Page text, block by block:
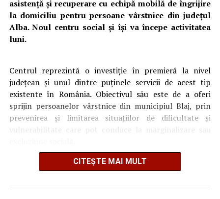
asistență și recuperare cu echipă mobilă de îngrijire
la domiciliu pentru persoane vârstnice din județul
Alba. Noul centru social și își va începe activitatea
luni.
Centrul reprezintă o investiție în premieră la nivel
județean și unul dintre puținele servicii de acest tip
existente în România. Obiectivul său este de a oferi
sprijin persoanelor vârstnice din municipiul Blaj, prin
prevenirea și limitarea situațiilor de dificultate și
vulnerabilitate care pot conduce la marginalizare sau
CITEȘTE MAI MULT